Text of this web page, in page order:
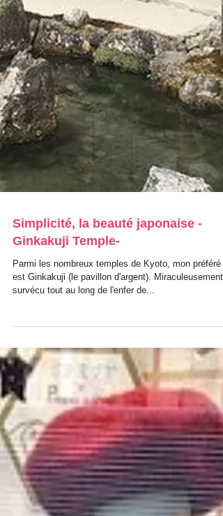
Simplicité, la beauté japonaise -
Ginkakuji Temple-
Parmi les nombreux temples de Kyoto, mon préféré
survécu tout au long de l'enfer de...